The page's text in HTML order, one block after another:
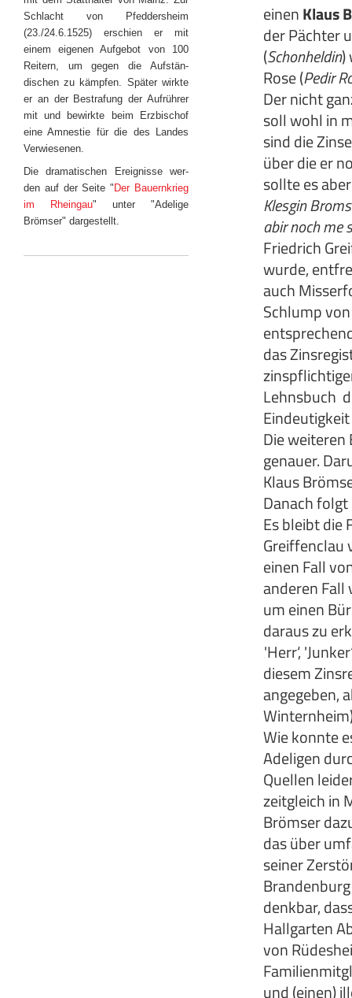
Schlacht von Pfeddersheim
(23./24.6.1525) erschien er mit
einem eigenen Aufgebot von 100
Reitern, um gegen die Aufstän-
dischen zu kämpfen. Später wirkte
er an der Bestrafung der Aufrührer
mit und bewirkte beim Erzbischof
eine Amnestie für die des Landes
Verwiesenen.
Die dramatischen Ereignisse wer-
den auf der Seite " Der Bauernkrieg
im Rheingau" unter "Adelige
Brömser" dargestellt.
einenKlaus
der Pächter
(Schonheldin)
Rose (Pedir
Der nicht
soll wohl in
sind die
über die er
sollte es
Klesgin
abir noch me
Friedrich
wurde,
auch
Schlump
das
Lehnsbuch
Die weiteren
genauer.
Klaus
Danach
Es bleibt die
Greiffenclau
einen Fall
anderen Fall
um einen
daraus zu
‚'Herr‘,
diesem
angegeben,
Wie konnte
Adeligen
Quellen
zeitgleich in
Brömser
das über
seiner
denkbar,
Hallgarten
von
und (einen)